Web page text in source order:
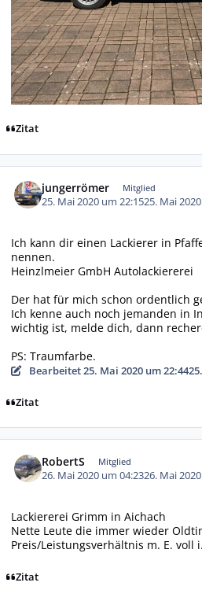
Zitat
jungerrömer Mitglied
25. Mai 2020 um 22:1525. Mai 2020
Ich kann dir einen Lackierer in
nennen.
Heinzlmeier GmbH Autolackiererei
Der hat für mich schon ordentlich
Ich kenne auch noch jemanden in
wichtig ist, melde dich, dann
PS: Traumfarbe.
Bearbeitet25. Mai 2020 um 22:44
Zitat
RobertS Mitglied
26. Mai 2020 um 04:2326. Mai 2020
Lackiererei Grimm in Aichach
Nette Leute die immer wieder
Preis/Leistungsverhältnis m. E. voll
Zitat